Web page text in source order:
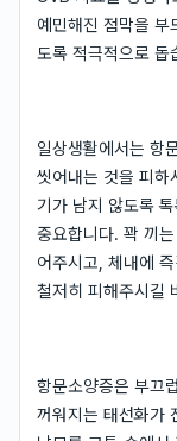
예민해진 점막을 부
도록 적극적으로 돕
일상생활에서는 항
씻어내는 것을 피하
기가 남지 않도록
중요합니다. 꽉 끼
어주시고, 체내에
철저히 피해주시길
항문소양증은 부끄
꺼워지는 태선화가